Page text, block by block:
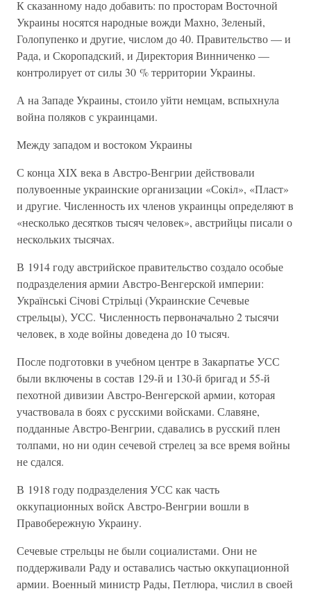
К сказанному надо добавить: по просторам Восточной
Украины носятся народные вожди Махно, Зеленый,
Голопупенко и другие, числом до 40. Правительство — и
Рада, и Скоропадский, и Директория Винниченко —
контролирует от силы 30 % территории Украины.
А на Западе Украины, стоило уйти немцам, вспыхнула
война поляков с украинцами.
Между западом и востоком Украины
С конца ХIХ века в Австро-Венгрии действовали
полувоенные украинские организации «Сокiл», «Пласт»
и другие. Численность их членов украинцы определяют в
«несколько десятков тысяч человек», австрийцы писали о
нескольких тысячах.
В 1914 году австрийское правительство создало особые
подразделения армии Австро-Венгерской империи:
Українські Січові Стрільці (Украинские Сечевые
стрельцы), УСС. Численность первоначально 2 тысячи
человек, в ходе войны доведена до 10 тысяч.
После подготовки в учебном центре в Закарпатье УСС
были включены в состав 129-й и 130-й бригад и 55-й
пехотной дивизии Австро-Венгерской армии, которая
участвовала в боях с русскими войсками. Славяне,
подданные Австро-Венгрии, сдавались в русский плен
толпами, но ни один сечевой стрелец за все время войны
не сдался.
В 1918 году подразделения УСС как часть
оккупационных войск Австро-Венгрии вошли в
Правобережную Украину.
Сечевые стрельцы не были социалистами. Они не
поддерживали Раду и оставались частью оккупационной
армии. Военный министр Рады, Петлюра, числил в своей